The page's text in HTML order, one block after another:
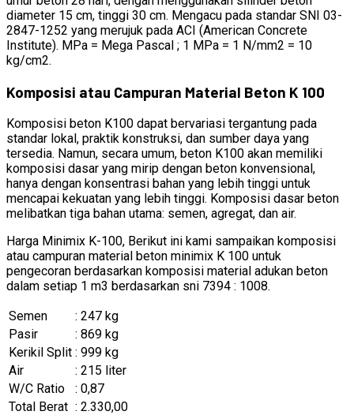
diameter 15 cm, tinggi 30 cm. Mengacu pada standar SNI 03-
2847-1252 yang merujuk pada ACI (American Concrete
Institute). MPa = Mega Pascal ; 1 MPa = 1 N/mm2 = 10
kg/cm2.
Komposisi atau Campuran Material Beton K 100
Komposisi beton K100 dapat bervariasi tergantung pada
standar lokal, praktik konstruksi, dan sumber daya yang
tersedia. Namun, secara umum, beton K100 akan memiliki
komposisi dasar yang mirip dengan beton konvensional,
hanya dengan konsentrasi bahan yang lebih tinggi untuk
mencapai kekuatan yang lebih tinggi. Komposisi dasar beton
melibatkan tiga bahan utama: semen, agregat, dan air.
Harga Minimix K-100, Berikut ini kami sampaikan komposisi
atau campuran material beton minimix K 100 untuk
pengecoran berdasarkan komposisi material adukan beton
dalam setiap 1 m3 berdasarkan sni 7394 : 1008.
Semen
: 247 kg
Pasir
: 869 kg
Kerikil Split : 999 kg
Air
: 215 liter
W/C Ratio
: 0,87
Total Berat : 2.330,00